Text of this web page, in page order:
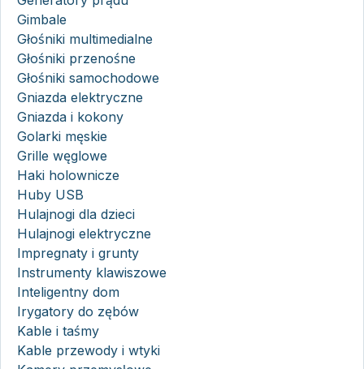
Gimbale
Głośniki multimedialne
Głośniki przenośne
Głośniki samochodowe
Gniazda elektryczne
Gniazda i kokony
Golarki męskie
Grille węglowe
Haki holownicze
Huby USB
Hulajnogi dla dzieci
Hulajnogi elektryczne
Impregnaty i grunty
Instrumenty klawiszowe
Inteligentny dom
Irygatory do zębów
Kable i taśmy
Kable przewody i wtyki